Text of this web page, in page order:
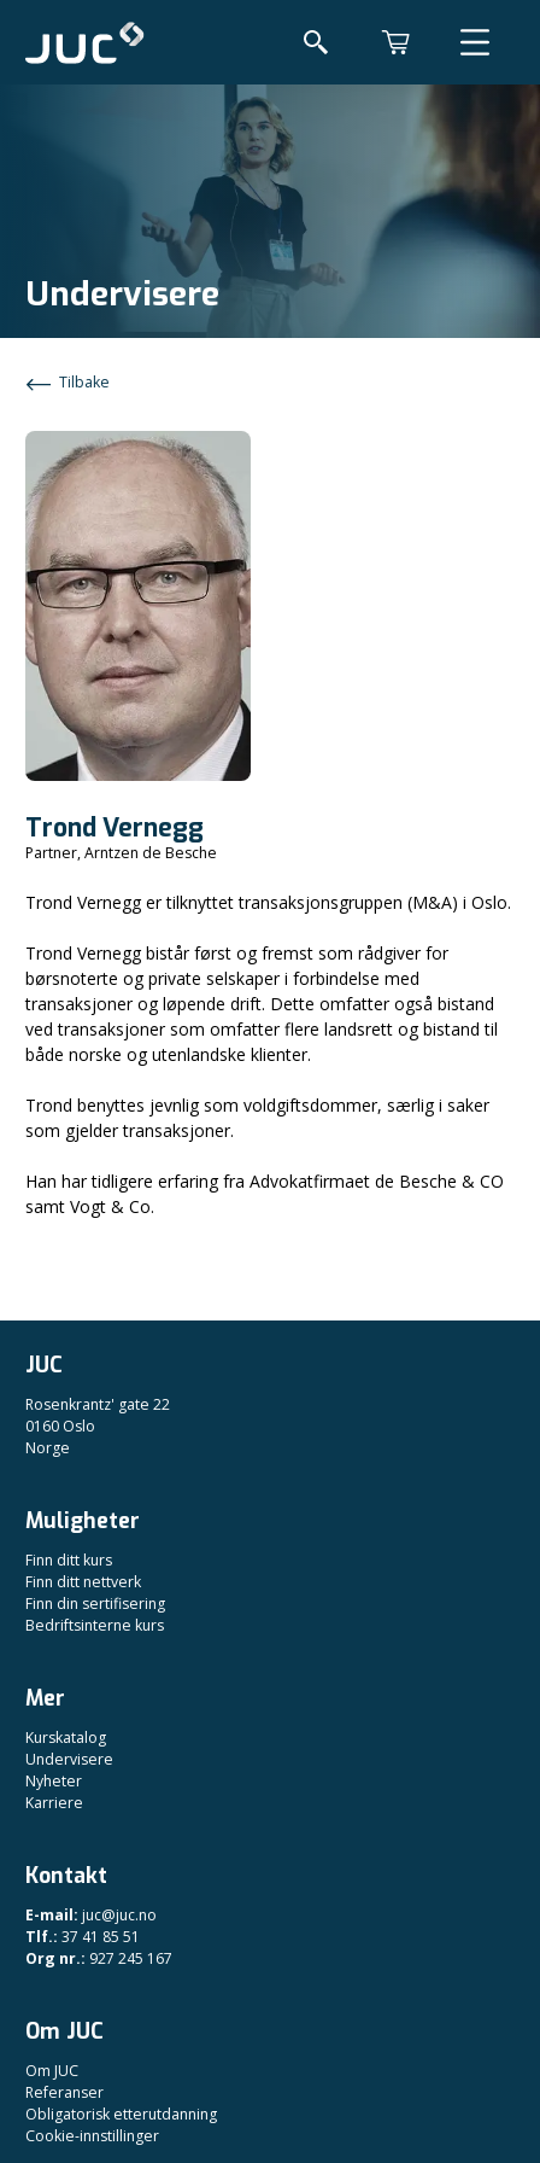
Undervisere
Tilbake
Trond Vernegg
Partner, Arntzen de Besche
Trond Vernegg er tilknyttet transaksjonsgruppen (M&A) i Oslo.
Trond Vernegg bistår først og fremst som rådgiver for
børsnoterte og private selskaper i forbindelse med
transaksjoner og løpende drift. Dette omfatter også bistand
ved transaksjoner som omfatter flere landsrett og bistand til
både norske og utenlandske klienter.
Trond benyttes jevnlig som voldgiftsdommer, særlig i saker
som gjelder transaksjoner.
Han har tidligere erfaring fra Advokatfirmaet de Besche & CO
samt Vogt & Co.
JUC
Rosenkrantz' gate 22
0160 Oslo
Norge
Muligheter
Finn ditt kurs
Finn ditt nettverk
Finn din sertifisering
Bedriftsinterne kurs
Mer
Kurskatalog
Undervisere
Nyheter
Karriere
Kontakt
E-mail: juc@juc.no
Tlf.: 37 41 85 51
Org nr.: 927 245 167
Om JUC
Om JUC
Referanser
Obligatorisk etterutdanning
Cookie-innstillinger